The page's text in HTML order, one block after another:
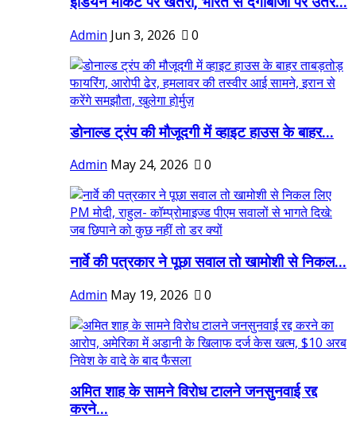
Admin Jun 3, 2026 0
डोनाल्ड ट्रंप की मौजूदगी में व्हाइट हाउस के बाहर...
Admin May 24, 2026 0
नार्वे की पत्रकार ने पूछा सवाल तो खामोशी से निकल...
Admin May 19, 2026 0
अमित शाह के सामने विरोध टालने जनसुनवाई रद्द
करने...